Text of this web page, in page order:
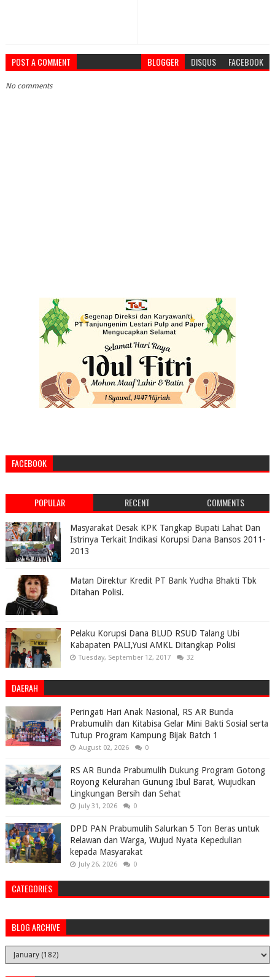
POST A COMMENT BLOGGER DISQUS FACEBOOK
No comments
FACEBOOK
POPULAR RECENT COMMENTS
Masyarakat Desak KPK Tangkap Bupati Lahat Dan
Istrinya Terkait Indikasi Korupsi Dana Bansos 2011-
2013
Matan Direktur Kredit PT Bank Yudha Bhakti Tbk
Ditahan Polisi.
Pelaku Korupsi Dana BLUD RSUD Talang Ubi
Kabapaten PALI,Yusi AMKL Ditangkap Polisi
Tuesday, September 12, 2017 32
DAERAH
Peringati Hari Anak Nasional, RS AR Bunda
Prabumulih dan Kitabisa Gelar Mini Bakti Sosial serta
Tutup Program Kampung Bijak Batch 1
August 02, 2026 0
RS AR Bunda Prabumulih Dukung Program Gotong
Royong Kelurahan Gunung Ibul Barat, Wujudkan
Lingkungan Bersih dan Sehat
July 31, 2026 0
DPD PAN Prabumulih Salurkan 5 Ton Beras untuk
Relawan dan Warga, Wujud Nyata Kepedulian
kepada Masyarakat
July 26, 2026 0
CATEGORIES
BLOG ARCHIVE